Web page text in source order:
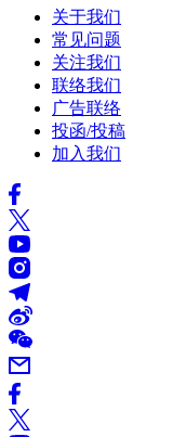
关于我们
常见问题
关注我们
联络我们
广告联络
投函/投稿
加入我们